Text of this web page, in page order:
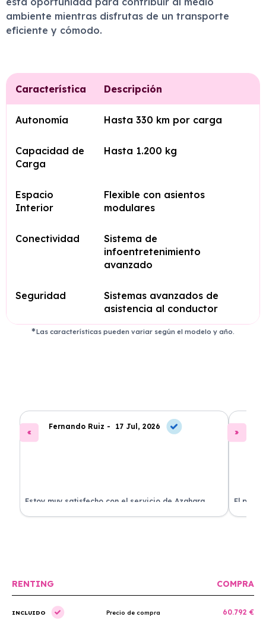
ambiente mientras disfrutas de un transporte
eficiente y cómodo.
Característica Descripción
Autonomía Hasta 330 km por carga
Capacidad de
Carga
Hasta 1.200 kg
Espacio
Interior
Flexible con asientos
modulares
Conectividad
Sistema de
infoentretenimiento
avanzado
Seguridad
Sistemas avanzados de
asistencia al conductor
Las características pueden variar según el modelo y año.
Fernando Ruiz - 17 Jul, 2026
Estoy muy satisfecho con el servicio de Azahara
Renting. El coche está en perfectas condiciones y el
El
llegó
RENTING COMPRA
INCLUIDO Precio de compra 60.792 €